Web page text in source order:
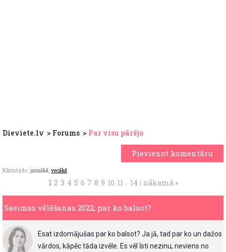
Dieviete.lv Forums Par visu pārējo
Pievienot komentāru
Kārtot pēc: jaunākā, vecākā
1 2 3 4 5 6 7 8 9 10 11 .. 14 nākamā »
Saeimas vēlēšanas 2022, par ko balsot?
Esat izdomājušas par ko balsot? Ja jā, tad par ko un dažos
vārdos, kāpēc tāda izvēle. Es vēl īsti nezinu, neviens no